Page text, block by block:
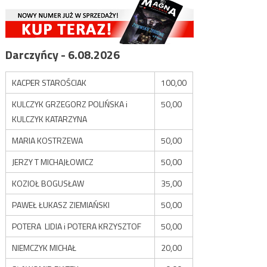
Darczyńcy - 6.08.2026
KACPER STAROŚCIAK
100,00
KULCZYK GRZEGORZ POLIŃSKA i
KULCZYK KATARZYNA
50,00
MARIA KOSTRZEWA
50,00
JERZY T MICHAJŁOWICZ
50,00
KOZIOŁ BOGUSŁAW
35,00
PAWEŁ ŁUKASZ ZIEMIAŃSKI
50,00
POTERA LIDIA i POTERA KRZYSZTOF
50,00
NIEMCZYK MICHAŁ
20,00